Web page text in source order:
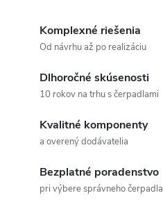
Komplexné riešenia
Od návrhu až po realizáciu
Dlhoročné skúsenosti
10 rokov na trhu s čerpadlami
Kvalitné komponenty
a overený dodávatelia
Bezplatné poradenstvo
pri výbere správneho čerpadla